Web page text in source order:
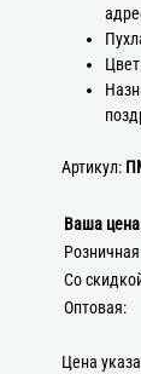
Артикул:
Ваша
Со
Оптовая:
Цена